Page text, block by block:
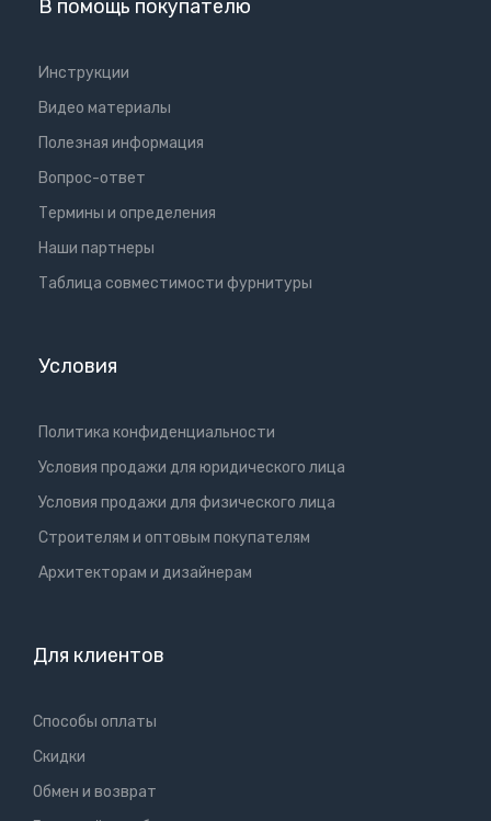
В помощь покупателю
Инструкции
Видео материалы
Полезная информация
Вопрос-ответ
Термины и определения
Наши партнеры
Таблица совместимости фурнитуры
Условия
Политика конфиденциальности
Условия продажи для юридического лица
Условия продажи для физического лица
Cтроителям и оптовым покупателям
Aрхитекторам и дизайнерам
Для клиентов
Способы оплаты
Скидки
Обмен и возврат